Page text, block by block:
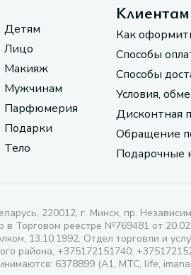
Детям
Лицо
Макияж
Мужчинам
Парфюмерия
Подарки
Тело
Клиентам
Как
Способы
Способы
Условия,
Дисконтная
Обращение
Подарочные
220012, г. Минск, пр.
в Торговом реестре №769481 от
13.10.1992. Отдел торговли и
района, +375172151740;
6378899 (А1, МТС, life,